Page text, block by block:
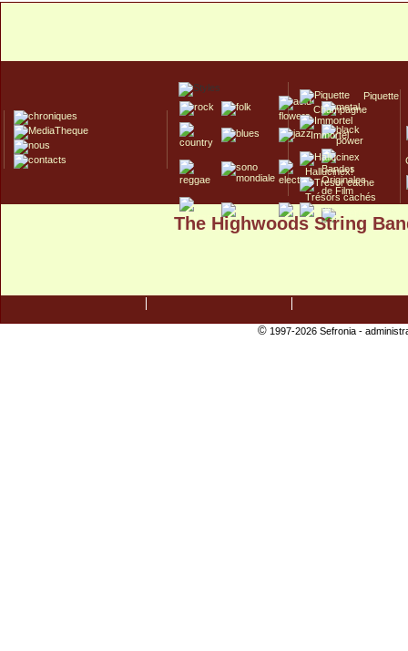
Piquette
Champagne
Immortel
Hallucinex!
Trésors cachés
Culte/Collector
The Highwoods String
©1997-2026 Sefronia -